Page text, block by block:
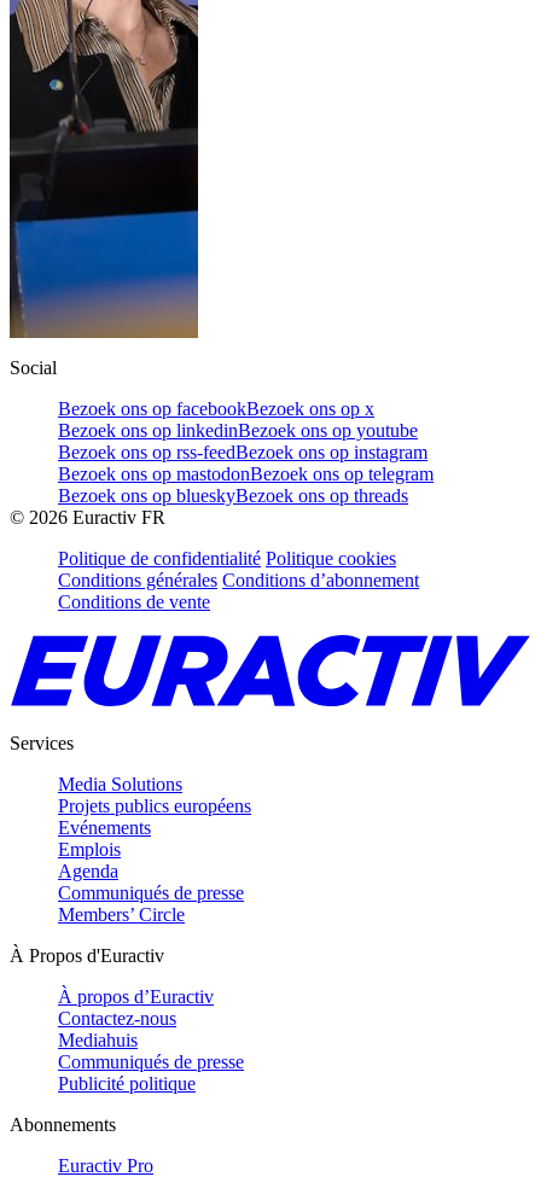
Social
Bezoek ons op facebookBezoek ons op x
Bezoek ons op linkedinBezoek ons op youtube
Bezoek ons op rss-feedBezoek ons op instagram
Bezoek ons op mastodonBezoek ons op telegram
Bezoek ons op blueskyBezoek ons op threads
© 2026 Euractiv FR
Politique de confidentialité Politique cookies
Conditions générales Conditions d’abonnement
Conditions de vente
Services
Media Solutions
Projets publics européens
Evénements
Emplois
Agenda
Communiqués de presse
Members’ Circle
À Propos d'Euractiv
À propos d’Euractiv
Contactez-nous
Mediahuis
Communiqués de presse
Publicité politique
Abonnements
Euractiv Pro